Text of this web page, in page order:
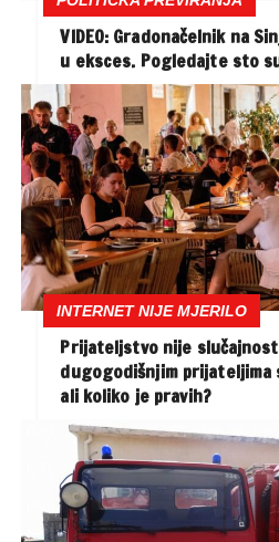
VIDEO: Gradonačelnik na
u eksces. Pogledajte sto
INTERNET NIJE MJERILO
Prijateljstvo nije
dugogodišnjim
ali koliko je pravih?